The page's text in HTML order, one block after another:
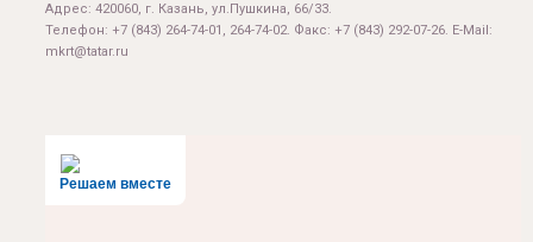
Адрес: 420060, г. Казань, ул.Пушкина, 66/33.
Телефон: +7 (843) 264-74-01, 264-74-02. Факс: +7 (843) 292-07-26. E-Mail:
mkrt@tatar.ru
Решаем вместе